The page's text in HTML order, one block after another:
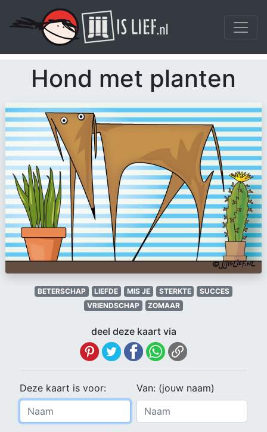
Hond met planten
BETERSCHAP LIEFDE MIS JE STERKTE
SUCCES
VRIENDSCHAP
ZOMAAR
deel deze kaart via
Deze kaart is voor: Van: (jouw naam)